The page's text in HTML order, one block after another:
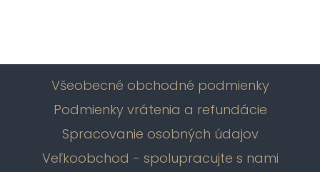
Všeobecné obchodné podmienky
Podmienky vrátenia a refundácie
Spracovanie osobných údajov
Veľkoobchod - spolupracujte s nami